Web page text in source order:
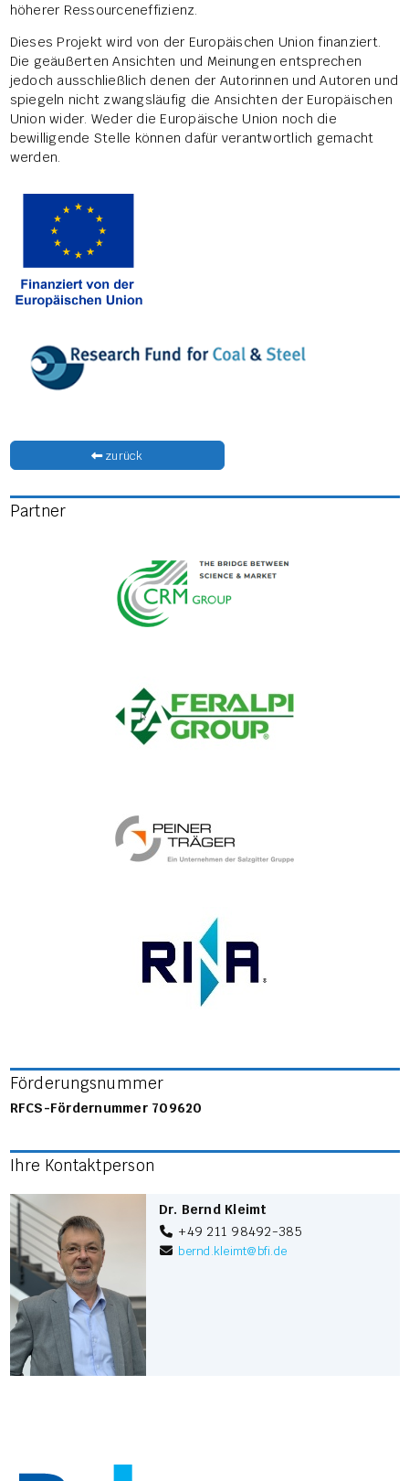
höherer Ressourceneffizienz.
Dieses Projekt wird von der Europäischen Union finanziert.
Die geäußerten Ansichten und Meinungen entsprechen
jedoch ausschließlich denen der Autorinnen und Autoren und
spiegeln nicht zwangsläufig die Ansichten der Europäischen
Union wider. Weder die Europäische Union noch die
bewilligende Stelle können dafür verantwortlich gemacht
werden.
zurück
Partner
Förderungsnummer
RFCS-Fördernummer 709620
Ihre Kontaktperson
Dr. Bernd Kleimt
+49 211 98492-385
bernd.kleimt@bfi.de